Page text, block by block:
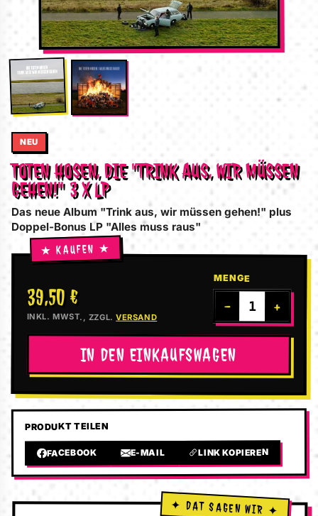
NEU
TOTEN HOSEN, DIE "TRINK AUS, WIR MÜSSEN
GEHEN!" 3 X LP
Das neue Album "Trink aus, wir müssen gehen!" plus
Doppel-Bonus LP "Alles muss raus"
39,50 €
INKL. MWST., ZZGL.VERSAND
MENGE
− +
IN DEN EINKAUFSWAGEN
PRODUKT TEILEN
FACEBOOK E-MAIL LINK KOPIEREN